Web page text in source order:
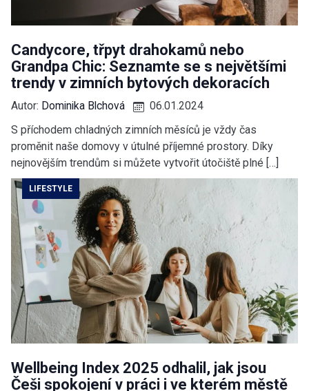
Candycore, třpyt drahokamů nebo
Grandpa Chic: Seznamte se s největšími
trendy v zimních bytových dekoracích
Autor: Dominika Blchová
06.01.2024
S příchodem chladných zimních měsíců je vždy čas
proměnit naše domovy v útulné příjemné prostory. Díky
nejnovějším trendům si můžete vytvořit útočiště plné […]
LIFESTYLE
Wellbeing Index 2025 odhalil, jak jsou
Češi spokojení v práci i ve kterém městě